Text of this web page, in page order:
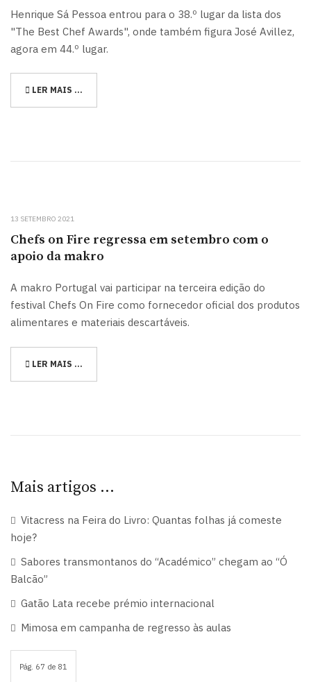
Henrique Sá Pessoa entrou para o 38.º lugar da lista dos
"The Best Chef Awards", onde também figura José Avillez,
agora em 44.º lugar.
LER MAIS …
13 SETEMBRO 2021
Chefs on Fire regressa em setembro com o
apoio da makro
A makro Portugal vai participar na terceira edição do
festival Chefs On Fire como fornecedor oficial dos produtos
alimentares e materiais descartáveis.
LER MAIS …
Mais artigos …
Vitacress na Feira do Livro: Quantas folhas já comeste
hoje?
Sabores transmontanos do “Académico” chegam ao “Ó
Balcão”
Gatão Lata recebe prémio internacional
Mimosa em campanha de regresso às aulas
Pág. 67 de 81